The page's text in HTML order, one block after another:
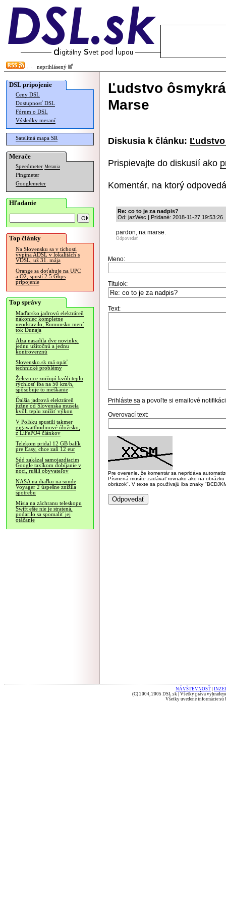
neprihlásený
DSL pripojenie
Ceny DSL
Dostupnosť DSL
Fórum o DSL
Výsledky meraní
Satelitná mapa SR
Merače
Speedmeter Merania
Pingmeter
Googlemeter
Hľadanie
Top články
Na Slovensku sa v tichosti
vypína ADSL v lokalitách s
VDSL, už 31. mája
Orange sa doťahuje na UPC
a O2, spustí 2.5 Gbps
pripojenie
Top správy
Maďarsko jadrovú elektráreň
nakoniec kompletne
neodstavilo, Rumunsko mení
tok Dunaja
Alza nasadila dve novinky,
jednu užitočnú a jednu
kontroverznú
Slovensko.sk má opäť
technické problémy
Železnice znižujú kvôli teplu
rýchlosť iba na 50 km/h,
spôsobuje to meškanie
Ďalšia jadrová elektráreň
južne od Slovenska musela
kvôli teplu znížiť výkon
V Poľsku spustili takmer
gigawatthodinové úložisko,
z LiFePO4 článkov
Telekom pridal 12 GB balík
pre Easy, chce zaň 12 eur
Súd zakázal samojazdiacim
Google taxíkom dobíjanie v
noci, rušili obyvateľov
NASA na diaľku na sonde
Voyager 2 úspešne znížila
spotrebu
Misia na záchranu teleskopu
Swift ešte nie je stratená,
podarilo sa spomaliť jej
otáčanie
Ľudstvo
Marse
Diskusia k článku:
Prispievajte do diskusií ako
Komentár, na ktorý
Re: co to je za nadpis?
Od: jazWec | Pridané: 2018-11-27 19:53:26
pardon, na marse.
Odpovedať
Meno:
Titulok:
Text:
Prihláste sa a povoľte si emailové
Overovací text:
Pre overenie, že komentár sa nepridáva
Písmená musíte zadávať rovnako ako na
obrázok". V texte sa používajú iba znaky
NÁVŠTEVNOSŤ
(C) 2004, 2005 DSL.sk | Všetky práva
Všetky uvedené informácie sú